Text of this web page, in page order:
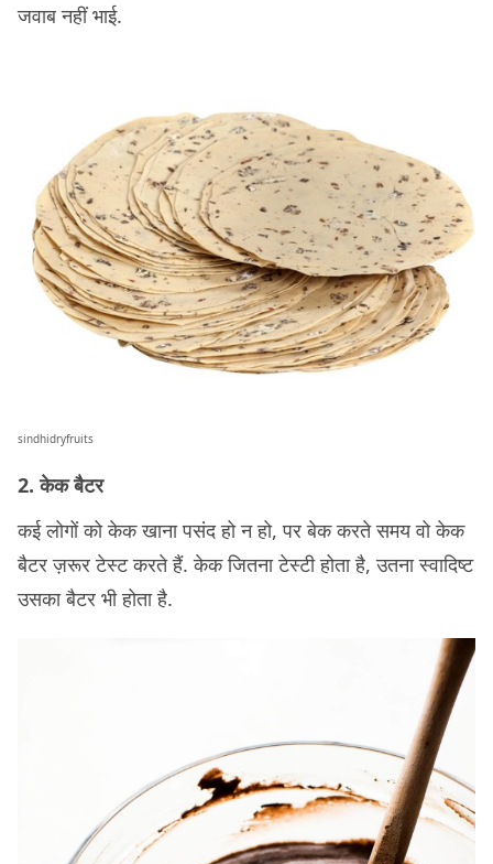
जवाब नहीं भाई.
sindhidryfruits
2. केक बैटर
कई लोगों को केक खाना पसंद हो न हो, पर बेक करते समय वो केक
बैटर ज़रूर टेस्ट करते हैं. केक जितना टेस्टी होता है, उतना स्वादिष्ट
उसका बैटर भी होता है.